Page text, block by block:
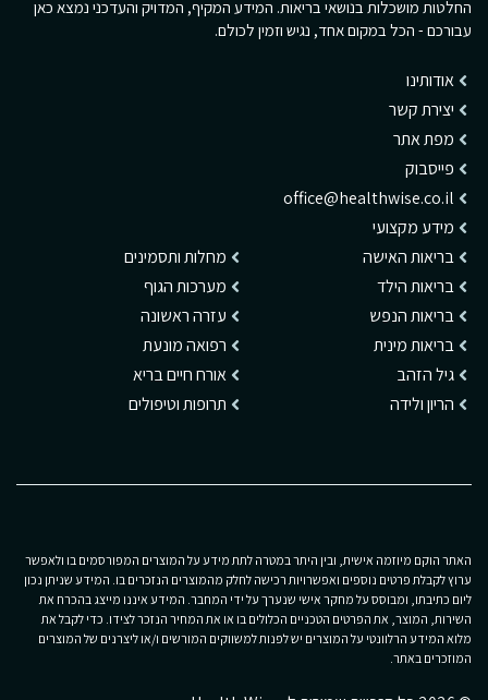
החלטות מושכלות בנושאי בריאות. המידע המקיף, המדויק והעדכני נמצא כאן
עבורכם - הכל במקום אחד, נגיש וזמין לכולם.
אודותינו
יצירת קשר
מפת אתר
פייסבוק
office@healthwise.co.il
מידע מקצועי
בריאות האישה
בריאות הילד
בריאות הנפש
בריאות מינית
גיל הזהב
הריון ולידה
מחלות ותסמינים
מערכות הגוף
עזרה ראשונה
רפואה מונעת
אורח חיים בריא
תרופות וטיפולים
האתר הוקם מיוזמה אישית, ובין היתר במטרה לתת מידע על המוצרים המפורסמים בו ולאפשר
ערוץ לקבלת פרטים נוספים ואפשרויות רכישה לחלק מהמוצרים הנזכרים בו. המידע שניתן נכון
ליום כתיבתו, ומבוסס על מחקר אישי שנערך על ידי המחבר. המידע איננו מייצג בהכרח את
השירות, המוצר, את הפרטים הטכניים הכלולים בו או את המחיר הנזכר לצידו. כדי לקבל את
מלוא המידע הרלוונטי על המוצרים יש לפנות למשווקים המורשים ו/או ליצרנים של המוצרים
המוזכרים באתר.